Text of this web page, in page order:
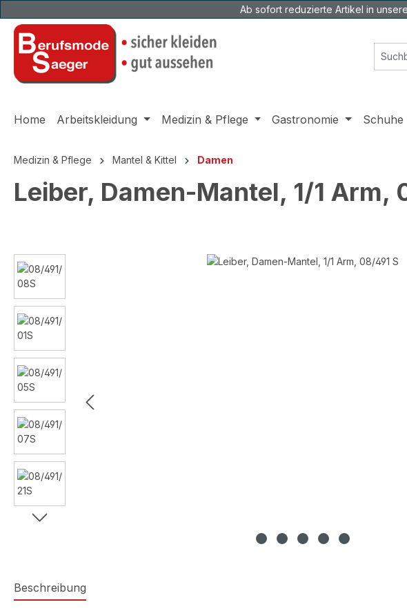
Ab sofort reduzierte Artikel in
Home Arbeitskleidung Medizin & Pflege Gastronomie Schuhe
Medizin & Pflege Mantel & Kittel Damen
Leiber, Damen-Mantel, 1/1 Arm,
Bildergalerie überspringen
Beschreibung